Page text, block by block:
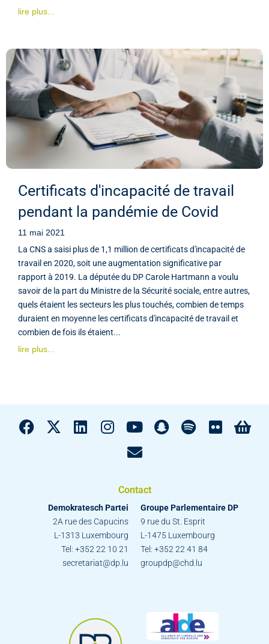
lire plus...
Certificats d'incapacité de travail
pendant la pandémie de Covid
11 mai 2021
La CNS a saisi plus de 1,1 million de certificats d'incapacité de
travail en 2020, soit une augmentation significative par
rapport à 2019. La députée du DP Carole Hartmann a voulu
savoir de la part du Ministre de la Sécurité sociale, entre autres,
quels étaient les secteurs les plus touchés, combien de temps
duraient en moyenne les certificats d'incapacité de travail et
combien de fois ils étaient...
lire plus...
Contact
Demokratesch Partei
2A rue des Capucins
L-1313 Luxembourg
Tel: +352 22 10 21
secretariat@dp.lu
Groupe Parlementaire DP
9 rue du St. Esprit
L-1475 Luxembourg
Tel: +352 22 41 84
groupdp@chd.lu